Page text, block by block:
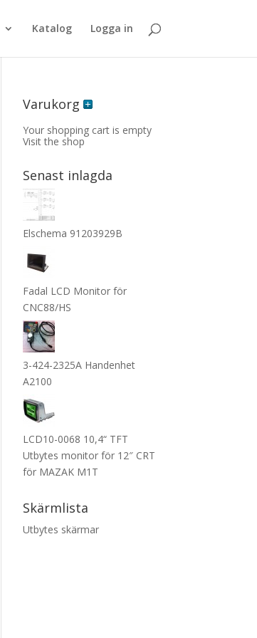
Katalog Logga in
Varukorg
Your shopping cart is empty
Visit the shop
Senast inlagda
Elschema 91203929B
Fadal LCD Monitor för
CNC88/HS
3-424-2325A Handenhet
A2100
LCD10-0068 10,4“ TFT
Utbytes monitor för 12″ CRT
för MAZAK M1T
Skärmlista
Utbytes skärmar